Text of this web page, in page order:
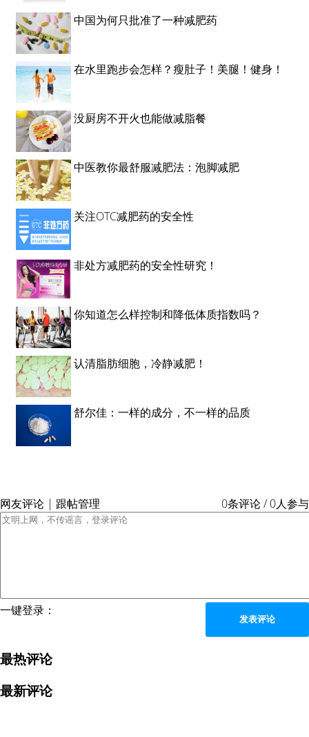
中国为何只批准了一种减肥药
在水里跑步会怎样？瘦肚子！美腿！健身！
没厨房不开火也能做减脂餐
中医教你最舒服减肥法：泡脚减肥
关注OTC减肥药的安全性
非处方减肥药的安全性研究！
你知道怎么样控制和降低体质指数吗？
认清脂肪细胞，冷静减肥！
舒尔佳：一样的成分，不一样的品质
网友评论 | 跟帖管理 0条评论 / 0人参与
一键登录：
发表评论
最热评论
最新评论